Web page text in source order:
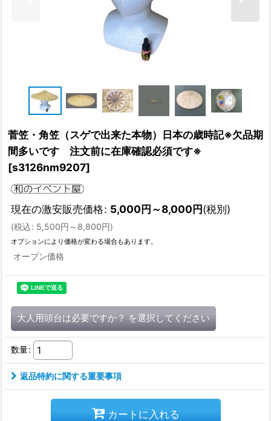
菅笠・角笠（スゲで出来た本物）日本の歳時記※欠品期
間多いです 注文前に在庫確認必須です※
[s3126nm9207]
現在の激安販売価格: 5,000円～8,000円(税別)
(税込: 5,500円 ～8,800円)
オプションにより価格が変わる場合もあります。
オープン価格
大人用頭台は必要ですか？ を選択してください
数量:
返品特約に関する重要事項
カートに入れる